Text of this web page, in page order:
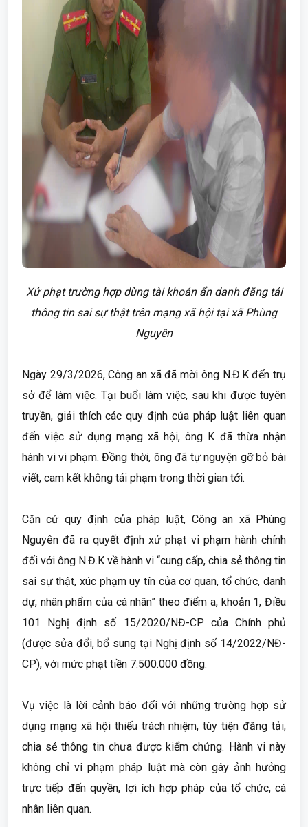
Xử phạt trường hợp dùng tài khoản ẩn danh đăng tải
thông tin sai sự thật trên mạng xã hội tại xã Phùng
Nguyên
Ngày 29/3/2026, Công an xã đã mời ông N.Đ.K đến trụ
sở để làm việc. Tại buổi làm việc, sau khi được tuyên
truyền, giải thích các quy định của pháp luật liên quan
đến việc sử dụng mạng xã hội, ông K đã thừa nhận
hành vi vi phạm. Đồng thời, ông đã tự nguyện gỡ bỏ bài
viết, cam kết không tái phạm trong thời gian tới.
Căn cứ quy định của pháp luật, Công an xã Phùng
Nguyên đã ra quyết định xử phạt vi phạm hành chính
đối với ông N.Đ.K về hành vi “cung cấp, chia sẻ thông tin
sai sự thật, xúc phạm uy tín của cơ quan, tổ chức, danh
dự, nhân phẩm của cá nhân” theo điểm a, khoản 1, Điều
101 Nghị định số 15/2020/NĐ-CP của Chính phủ
(được sửa đổi, bổ sung tại Nghị định số 14/2022/NĐ-
CP), với mức phạt tiền 7.500.000 đồng.
Vụ việc là lời cảnh báo đối với những trường hợp sử
dụng mạng xã hội thiếu trách nhiệm, tùy tiện đăng tải,
chia sẻ thông tin chưa được kiểm chứng. Hành vi này
không chỉ vi phạm pháp luật mà còn gây ảnh hưởng
trực tiếp đến quyền, lợi ích hợp pháp của tổ chức, cá
nhân liên quan.